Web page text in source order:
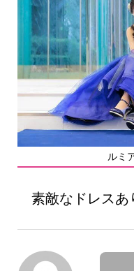
ルミ
素敵なドレスあ